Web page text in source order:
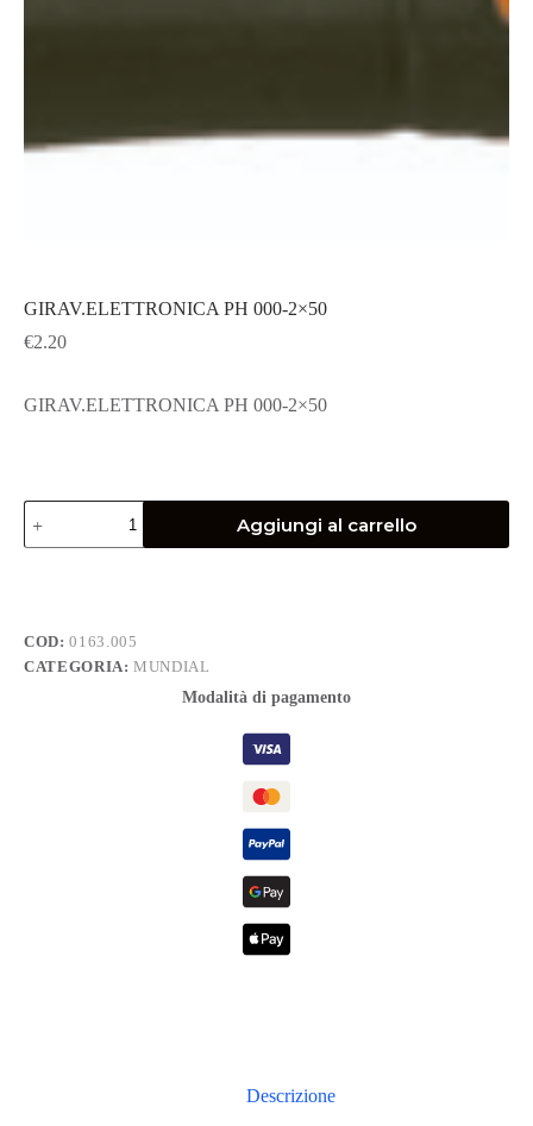
GIRAV.ELETTRONICA PH 000-2×50
€2.20
GIRAV.ELETTRONICA PH 000-2×50
GIRAV.ELETTRONICA
PH
000-
Aggiungi al carrello
COD:0163.005
CATEGORIA:MUNDIAL
Modalità di pagamento
Descrizione